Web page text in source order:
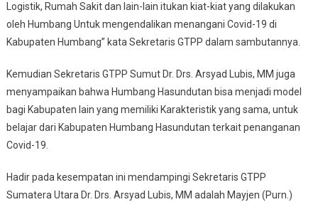
Logistik, Rumah Sakit dan lain-lain itukan kiat-kiat yang dilakukan
oleh Humbang Untuk mengendalikan menangani Covid-19 di
Kabupaten Humbang” kata Sekretaris GTPP dalam sambutannya.
Kemudian Sekretaris GTPP Sumut Dr. Drs. Arsyad Lubis, MM juga
menyampaikan bahwa Humbang Hasundutan bisa menjadi model
bagi Kabupaten lain yang memiliki Karakteristik yang sama, untuk
belajar dari Kabupaten Humbang Hasundutan terkait penanganan
Covid-19.
Hadir pada kesempatan ini mendampingi Sekretaris GTPP
Sumatera Utara Dr. Drs. Arsyad Lubis, MM adalah Mayjen (Purn.)